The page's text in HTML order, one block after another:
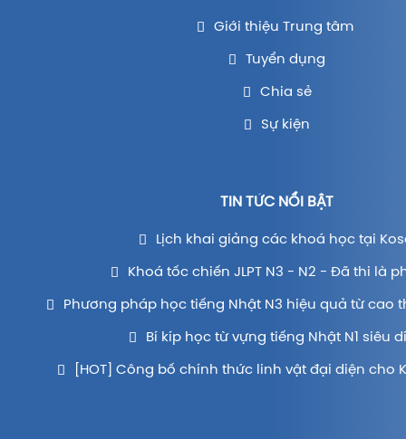
Giới thiệu Trung tâm
Tuyển dụng
Chia sẻ
Sự kiện
TIN TỨC NỔI BẬT
Lịch khai giảng các khoá học tại
Khoá tốc chiến JLPT N3 - N2 - Đã thi là
Phương pháp học tiếng Nhật N3 hiệu quả từ cao
Bí kíp học từ vựng tiếng Nhật N1 siêu
[HOT] Công bố chính thức linh vật đại diện cho